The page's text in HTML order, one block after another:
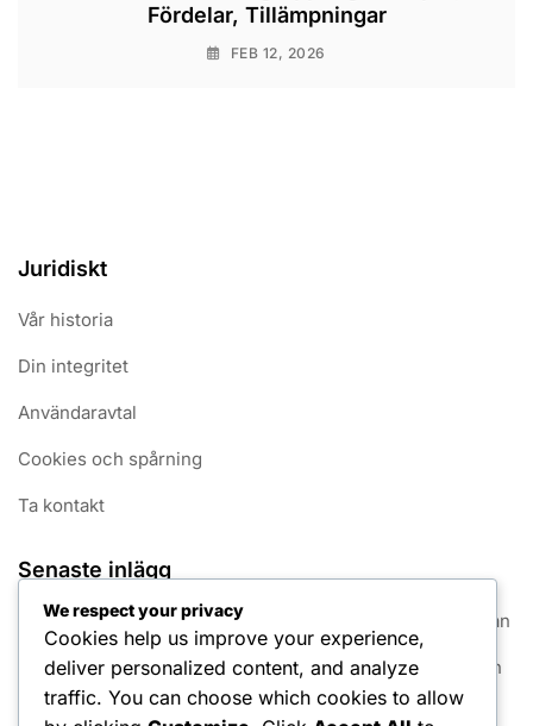
Fördelar, Tillämpningar
FEB 12, 2026
Juridiskt
Vår historia
Din integritet
Användaravtal
Cookies och spårning
Ta kontakt
Senaste inlägg
Greppkonsekvens: Fördelar, Tekniker, Spelarens Påverkan
Grepp Flexibilitet: Fördelar, Tekniker, Spelarens Påverkan
Semi-västerländsk grepp: Egenskaper, Fördelar,
We respect your privacy
Cookies help us improve your experience,
deliver personalized content, and analyze
traffic. You can choose which cookies to allow